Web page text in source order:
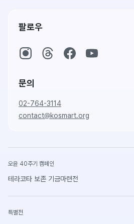
팔로우
문의
02-764-3114
contact@kosmart.org
오윤 40주기 캠페인
테라코타 보존 기금마련전
특별전